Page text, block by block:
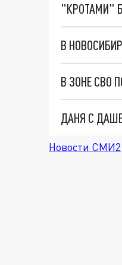
"КРОТАМИ"
В
ДАНЯ С
Новости СМИ2